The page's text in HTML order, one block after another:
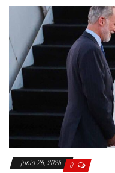
junio 26, 2026 0